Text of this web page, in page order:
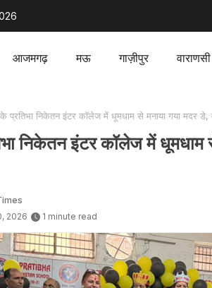
आजमगढ़ मऊ गाज़ीपुर वाराणसी
निकेतन इंटर कॉलेज में धूमधाम से मनाया गया मदर डे,
निकेतन इंटर कॉलेज में धूमधाम
2026
1 minute read